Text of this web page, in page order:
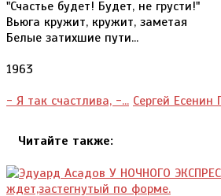
"Счастье будет! Будет, не грусти!"
Вьюга кружит, кружит, заметая
Белые затихшие пути...
1963
- Я так счастлива, -... Сергей Есенин
Читайте также: